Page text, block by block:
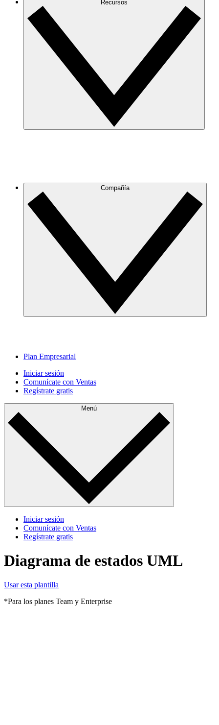
Recursos
Compañía
Plan Empresarial
Iniciar sesión
Comunícate con Ventas
Regístrate gratis
Menú
Iniciar sesión
Comunícate con Ventas
Regístrate gratis
Diagrama de estados UML
Usar esta plantilla
*Para los planes Team y Enterprise